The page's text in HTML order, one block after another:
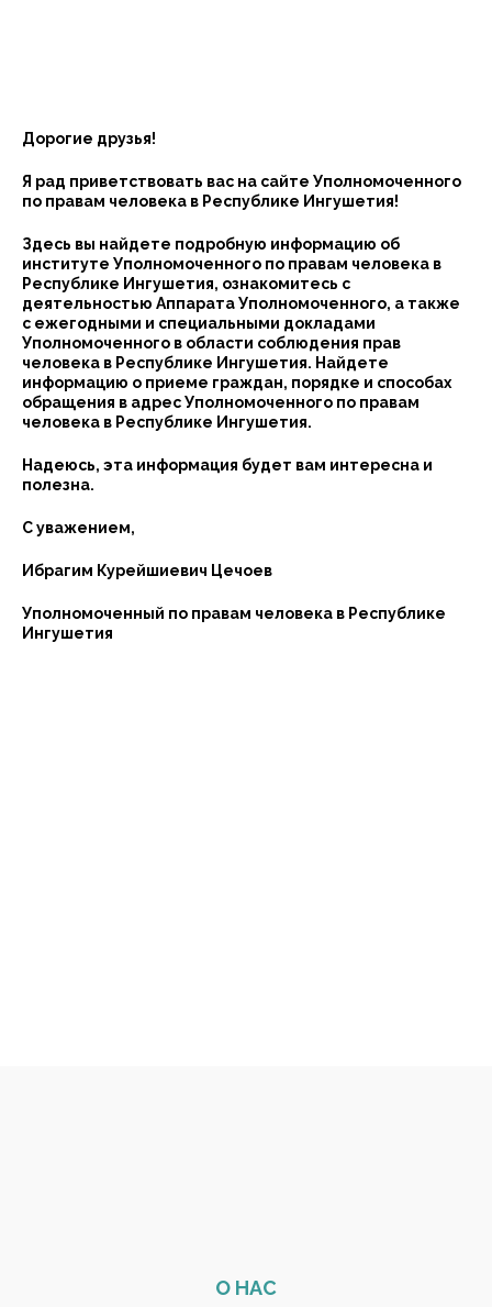
Дорогие друзья!
Я рад приветствовать вас на сайте Уполномоченного
по правам человека в Республике Ингушетия!
Здесь вы найдете подробную информацию об
институте Уполномоченного по правам человека в
Республике Ингушетия, ознакомитесь с
деятельностью Аппарата Уполномоченного, а также
с ежегодными и специальными докладами
Уполномоченного в области соблюдения прав
человека в Республике Ингушетия. Найдете
информацию о приеме граждан, порядке и способах
обращения в адрес Уполномоченного по правам
человека в Республике Ингушетия.
Надеюсь, эта информация будет вам интересна и
полезна.
С уважением,
Ибрагим Курейшиевич Цечоев
Уполномоченный по правам человека в Республике
Ингушетия
О НАС